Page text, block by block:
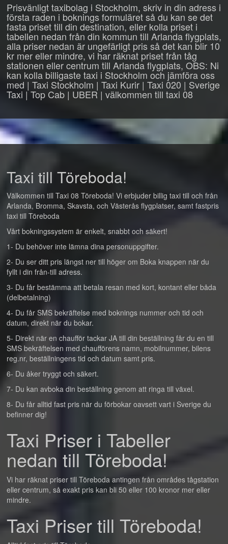
Prisvänligt taxibolag i Stockholm, skriv in din adress i
första raden i boknings formuläret så du kan se det
fasta priset till din destination, eller kolla priset i
tabellen nedan från din kommun till Arlanda flygplats,
alla priser nedan är ungefärligt pris så det kan blir 10
kr mer eller mindre, vi har räknat priset från tåg
stationen eller centrum till Arlanda flygplats, OBS: Ni
kan kolla billigaste taxi i Stockholm och jämföra oss
med | Taxi Stockholm | Taxi Kurir | Taxi 020 | Sverige
Taxi | Top Cab | UBER | välkommen till taxi 08
Taxi till Töreboda!
Välkommen till Taxi 08 Töreboda! Vi erbjuder billig taxi till och från
Arlanda, Bromma, Skavsta, och Västerås flygplatser, samt fastpris
taxi till Töreboda
Vårt bokningssystem är enkelt, snabbt och säkert!
1- Du behöver inte lämna dina personuppgifter.
2- Du ser ditt pris längst ner till höger om Boka knappen när du
fyllt i din från-till adress.
3- Du får bestämma att betala resan med kort, kontant eller båda
(delbetalning)
4- Du får SMS bekräftelse med boknings nummer och tid och
datum, direkt när du bokar.
5- Direkt när en chaufför tackar JA till din beställning får du en till
SMS bekräftelsen med chaufförens namn, mobilnummer, bilens
reg.nr, beställningens tid och datum samt pris.
6- Du åker tryggt och säkert.
7- Du kan avboka din beställning genom att ringa till växel.
8- Du får alltid fast pris när du förbokar oavsett vart i Sverige du
befinner dig!
Taxi Priser i Tabeller
nedan till Töreboda!
Vi har räknat priser till Töreboda antingen från områdes tågstation
eller centrum, så exakt pris kan bli 50 eller 100 kronor mer eller
mindre.
Taxi Priser till Töreboda!